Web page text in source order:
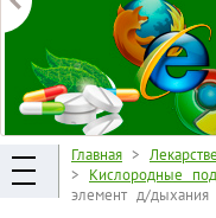
Главная >
> Кислородные
элемент д/